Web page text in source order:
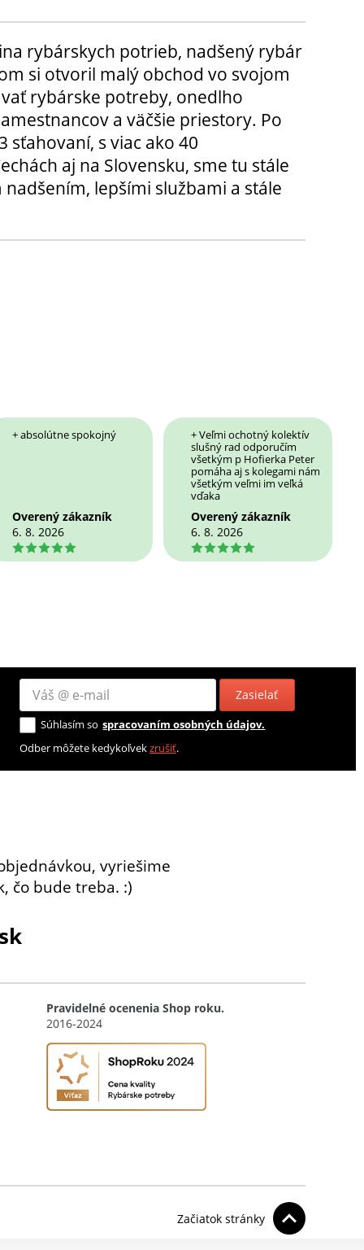
rybárskych potrieb, nadšený rybár
si otvoril malý obchod vo svojom
rybárske potreby, onedlho
a väčšie priestory. Po
sťahovaní, s viac ako 40
aj na Slovensku, sme tu stále
lepšími službami a stále
+ absolútne spokojný
Overený zákazník
6. 8. 2026
5
+ Veľmi ochotný kolektív
slušný rad odporučím
všetkým p Hofierka Peter
pomáha aj s kolegami nám
všetkým veľmi im veľká
vďaka
Overený zákazník
6. 8. 2026
5
Zasielať
Súhlasím so spracovaním osobných údajov.
Odber môžete kedykoľvekzrušiť.
vyriešime
čo bude treba. :)
Pravidelné ocenenia Shop roku.
2016-2024
Začiatok stránky